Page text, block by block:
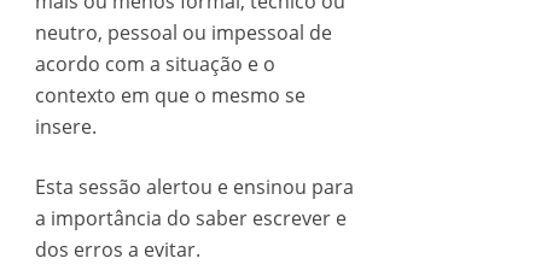
neutro, pessoal ou impessoal de
acordo com a situação e o
contexto em que o mesmo se
insere.
Esta sessão alertou e ensinou para
a importância do saber escrever e
dos erros a evitar.